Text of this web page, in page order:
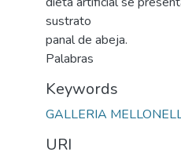
sustrato
panal de abeja.
Palabras
Keywords
GALLERIA
URI